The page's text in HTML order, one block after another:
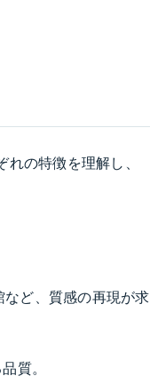
の特徴を理解し、
ど、質感の再現が求
質。